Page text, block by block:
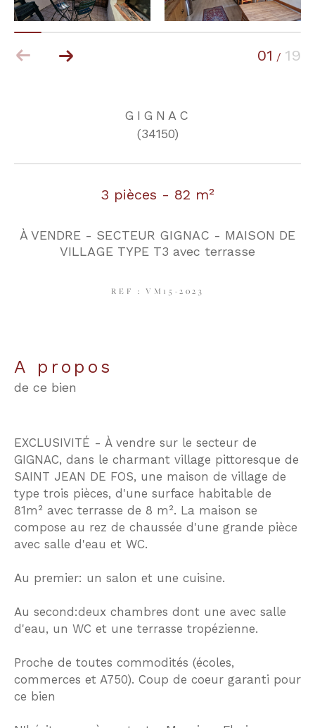
01 / 19
GIGNAC
(34150)
3 pièces - 82 m²
À VENDRE - SECTEUR GIGNAC - MAISON DE
VILLAGE TYPE T3 avec terrasse
REF : VM15-2023
a propos
de ce bien
EXCLUSIVITÉ - À vendre sur le secteur de
GIGNAC, dans le charmant village pittoresque de
SAINT JEAN DE FOS, une maison de village de
type trois pièces, d'une surface habitable de
81m² avec terrasse de 8 m². La maison se
compose au rez de chaussée d'une grande pièce
avec salle d'eau et WC.
Au premier: un salon et une cuisine.
Au second:deux chambres dont une avec salle
d'eau, un WC et une terrasse tropézienne.
Proche de toutes commodités (écoles,
commerces et A750). Coup de coeur garanti pour
ce bien
TERRASSE PARKING PISCINE
RECHERCHER